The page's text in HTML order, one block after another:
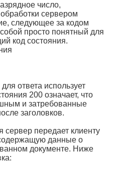
число,
сервером
следующее за кодом
просто понятный для
код состояния.
ответа использует
200 означает, что
и затребованные
заголовков.
сервер передает клиенту
данные о
документе. Ниже